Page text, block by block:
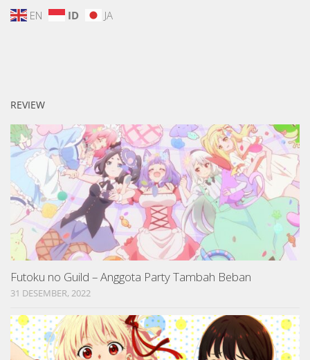
EN ID JA
REVIEW
Futoku no Guild – Anggota Party Tambah Beban
31 DESEMBER, 2022